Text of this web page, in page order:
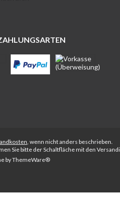
, wenn nicht anders beschrieben.
Sie bitte der Schaltfläche mit den
byThemeWare®